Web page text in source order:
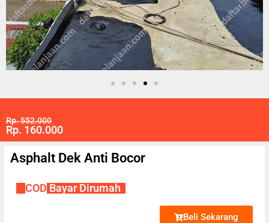
Rp. 552.000
Rp. 160.000
Asphalt Dek Anti Bocor
COD Bayar Dirumah
Beli Sekarang